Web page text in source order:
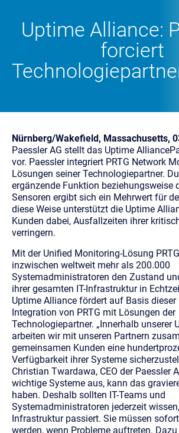
Uptime Alliance:
forciert
Nürnberg/Wakefield, Massachusetts,
Paessler AG stellt das Uptime
vor. Paessler integriert PRTG Network
Lösungen seiner Technologiepartner.
ergänzende Funktion beziehungsweise
Sensoren ergibt sich ein Mehrwert für
diese Weise unterstützt die Uptime
Kunden dabei, Ausfallzeiten ihrer
verringern.
Mit der Unified Monitoring-Lösung
inzwischen weltweit mehr als 200.000
Systemadministratoren den Zustand
ihrer gesamten IT-Infrastruktur in
Uptime Alliance fördert auf Basis
Integration von PRTG mit Lösungen der
Technologiepartner. „Innerhalb unserer
arbeiten wir mit unseren Partnern
gemeinsamen Kunden eine
Verfügbarkeit ihrer Systeme
Christian Twardawa, CEO der Paessler
wichtige Systeme aus, kann das
haben. Deshalb sollten IT-Teams und
Systemadministratoren jederzeit
Infrastruktur passiert. Sie müssen
werden, wenn Probleme auftreten.